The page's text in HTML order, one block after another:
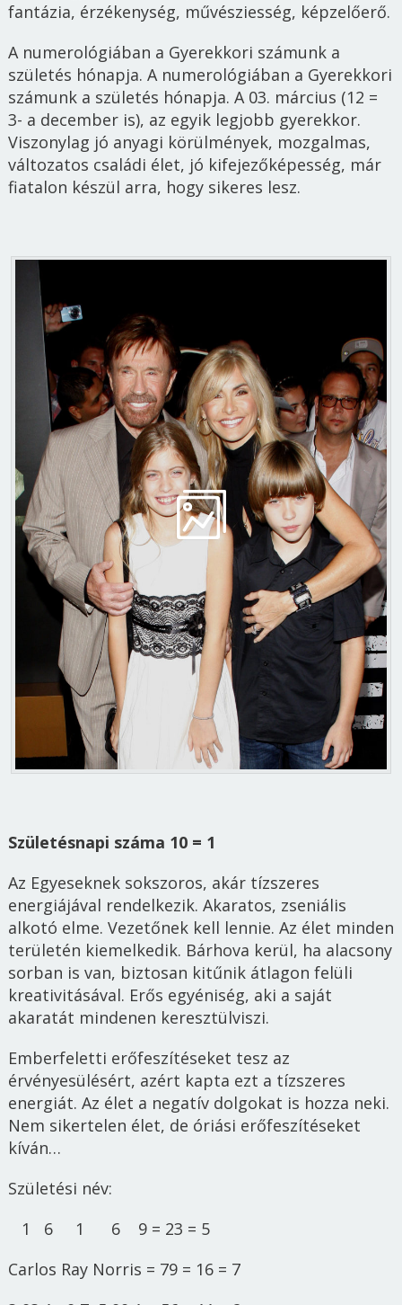
fantázia, érzékenység, művésziesség, képzelőerő.
A numerológiában a Gyerekkori számunk a
születés hónapja. A numerológiában a Gyerekkori
számunk a születés hónapja. A 03. március (12 =
3- a december is), az egyik legjobb gyerekkor.
Viszonylag jó anyagi körülmények, mozgalmas,
változatos családi élet, jó kifejezőképesség, már
fiatalon készül arra, hogy sikeres lesz.
Születésnapi száma 10 = 1
Az Egyeseknek sokszoros, akár tízszeres
energiájával rendelkezik. Akaratos, zseniális
alkotó elme. Vezetőnek kell lennie. Az élet minden
területén kiemelkedik. Bárhova kerül, ha alacsony
sorban is van, biztosan kitűnik átlagon felüli
kreativitásával. Erős egyéniség, aki a saját
akaratát mindenen keresztülviszi.
Emberfeletti erőfeszítéseket tesz az
érvényesülésért, azért kapta ezt a tízszeres
energiát. Az élet a negatív dolgokat is hozza neki.
Nem sikertelen élet, de óriási erőfeszítéseket
kíván…
Születési név:
1 6 1 6 9 = 23 = 5
Carlos Ray Norris = 79 = 16 = 7